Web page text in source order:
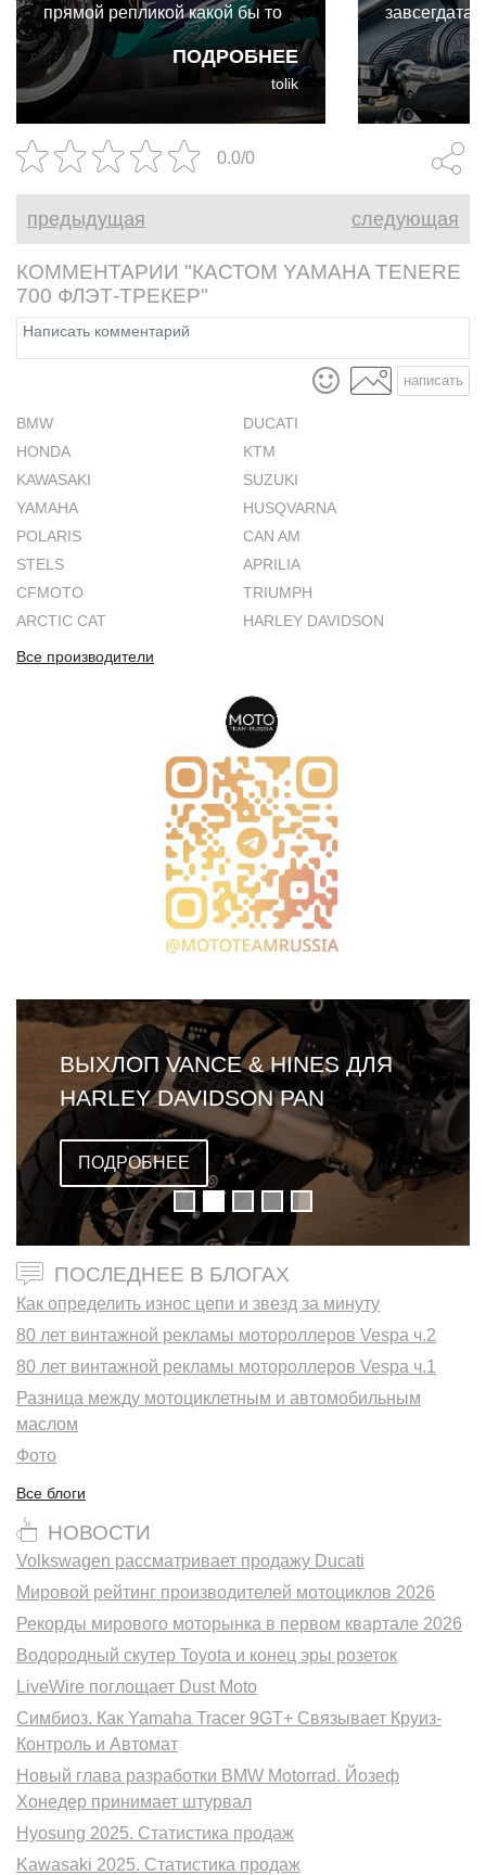
ПОДРОБНЕЕ
прямой репликой какой бы то
ни было классической Yamaha.
Скорее это сплав нескольких
любимых моделей Марка
tolik
множества
Но в этом
вероятно,
из всех их
основан
Classic 650,
таких RE.
0.0/0
предыдущая следующая
КОММЕНТАРИИ "КАСТОМ YAMAHA TENERE
700 ФЛЭТ-ТРЕКЕР"
написать
BMW
DUCATI
HONDA
KTM
KAWASAKI
SUZUKI
YAMAHA
HUSQVARNA
POLARIS
CAN AM
STELS
APRILIA
CFMOTO
TRIUMPH
ARCTIC CAT
HARLEY DAVIDSON
Все производители
ВЫХЛОП VANCE & HINES ДЛЯ
HARLEY DAVIDSON PAN
AMERICA
ПОДРОБНЕЕ
ПОСЛЕДНЕЕ В БЛОГАХ
Как определить износ цепи и звезд за минуту
80 лет винтажной рекламы мотороллеров Vespa ч.2
80 лет винтажной рекламы мотороллеров Vespa ч.1
Разница между мотоциклетным и автомобильным
маслом
Фото
Все блоги
НОВОСТИ
Volkswagen рассматривает продажу Ducati
Мировой рейтинг производителей мотоциклов 2026
Рекорды мирового моторынка в первом квартале 2026
Водородный скутер Toyota и конец эры розеток
LiveWire поглощает Dust Moto
Симбиоз. Как Yamaha Tracer 9GT+ Связывает Круиз-
Контроль и Автомат
Новый глава разработки BMW Motorrad. Йозеф
Хонедер принимает штурвал
Hyosung 2025. Статистика продаж
Kawasaki 2025. Статистика продаж